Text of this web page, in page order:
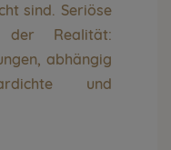
sind. Seriöse
Realität:
abhängig
und